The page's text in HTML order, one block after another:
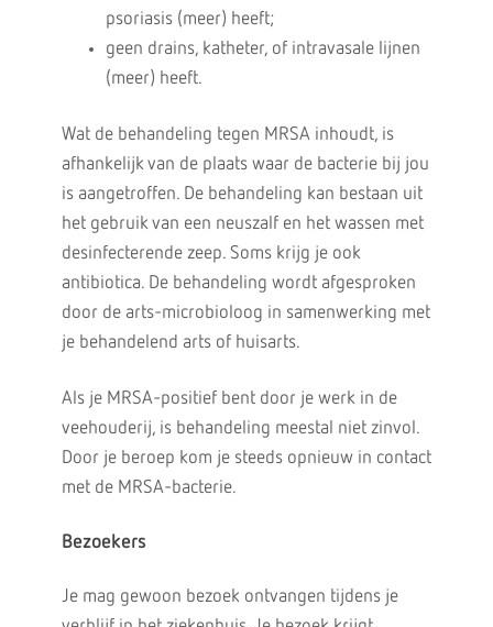
psoriasis (meer) heeft;
geen drains, katheter, of intravasale lijnen
(meer) heeft.
Wat de behandeling tegen MRSA inhoudt, is
afhankelijk van de plaats waar de bacterie bij jou
is aangetroffen. De behandeling kan bestaan uit
het gebruik van een neuszalf en het wassen met
desinfecterende zeep. Soms krijg je ook
antibiotica. De behandeling wordt afgesproken
door de arts-microbioloog in samenwerking met
je behandelend arts of huisarts.
Als je MRSA-positief bent door je werk in de
veehouderij, is behandeling meestal niet zinvol.
Door je beroep kom je steeds opnieuw in contact
met de MRSA-bacterie.
Bezoekers
Je mag gewoon bezoek ontvangen tijdens je